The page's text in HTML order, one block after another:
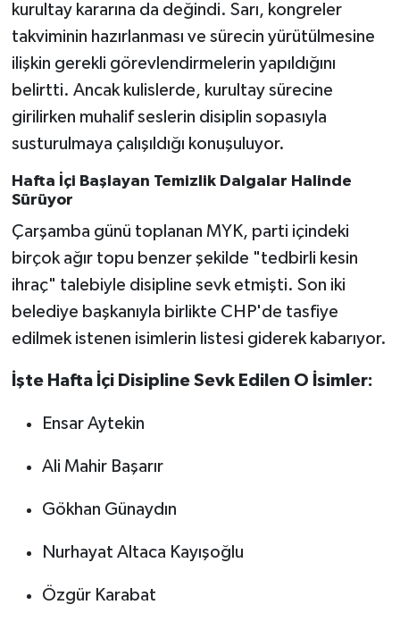
kurultay kararına da değindi. Sarı, kongreler
takviminin hazırlanması ve sürecin yürütülmesine
ilişkin gerekli görevlendirmelerin yapıldığını
belirtti. Ancak kulislerde, kurultay sürecine
girilirken muhalif seslerin disiplin sopasıyla
susturulmaya çalışıldığı konuşuluyor.
Hafta İçi Başlayan Temizlik Dalgalar Halinde
Sürüyor
Çarşamba günü toplanan MYK, parti içindeki
birçok ağır topu benzer şekilde "tedbirli kesin
ihraç" talebiyle disipline sevk etmişti. Son iki
belediye başkanıyla birlikte CHP'de tasfiye
edilmek istenen isimlerin listesi giderek kabarıyor.
İşte Hafta İçi Disipline Sevk Edilen O İsimler:
Ensar Aytekin
Ali Mahir Başarır
Gökhan Günaydın
Nurhayat Altaca Kayışoğlu
Özgür Karabat